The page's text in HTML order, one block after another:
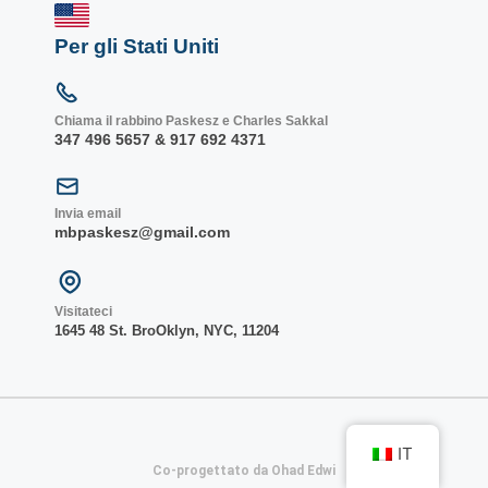
Per gli Stati Uniti
Chiama il rabbino Paskesz e Charles Sakkal
347 496 5657 & 917 692 4371
Invia email
mbpaskesz@gmail.com
Visitateci
1645 48 St. BroOklyn, NYC, 11204
Co-progettato da Ohad Edwi
IT